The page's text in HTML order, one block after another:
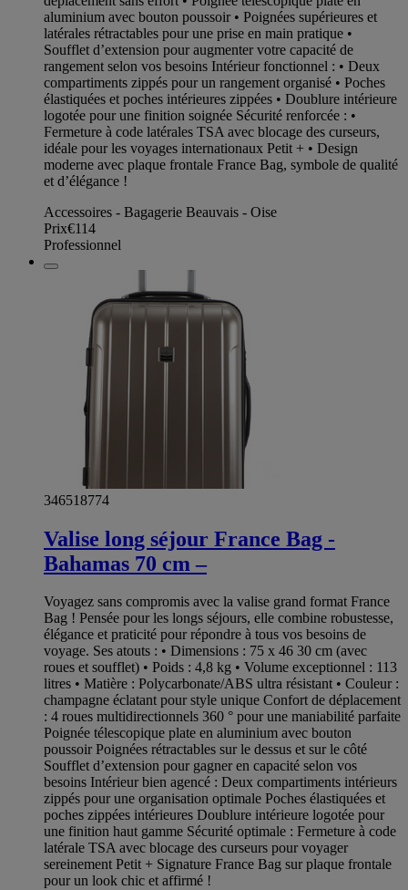
aluminium avec bouton poussoir • Poignées supérieures et
latérales rétractables pour une prise en main pratique •
Soufflet d’extension pour augmenter votre capacité de
rangement selon vos besoins Intérieur fonctionnel : • Deux
compartiments zippés pour un rangement organisé • Poches
élastiquées et poches intérieures zippées • Doublure intérieure
logotée pour une finition soignée Sécurité renforcée : •
Fermeture à code latérales TSA avec blocage des curseurs,
idéale pour les voyages internationaux Petit + • Design
moderne avec plaque frontale France Bag, symbole de qualité
et d’élégance !
Accessoires - Bagagerie Beauvais - Oise
Prix€114
Professionnel
346518774
Valise long séjour France Bag -
Bahamas 70 cm –
Voyagez sans compromis avec la valise grand format France
Bag ! Pensée pour les longs séjours, elle combine robustesse,
élégance et praticité pour répondre à tous vos besoins de
voyage. Ses atouts : • Dimensions : 75 x 46 30 cm (avec
roues et soufflet) • Poids : 4,8 kg • Volume exceptionnel : 113
litres • Matière : Polycarbonate/ABS ultra résistant • Couleur :
champagne éclatant pour style unique Confort de déplacement
: 4 roues multidirectionnels 360 ° pour une maniabilité parfaite
Poignée télescopique plate en aluminium avec bouton
poussoir Poignées rétractables sur le dessus et sur le côté
Soufflet d’extension pour gagner en capacité selon vos
besoins Intérieur bien agencé : Deux compartiments intérieurs
zippés pour une organisation optimale Poches élastiquées et
poches zippées intérieures Doublure intérieure logotée pour
une finition haut gamme Sécurité optimale : Fermeture à code
latérale TSA avec blocage des curseurs pour voyager
sereinement Petit + Signature France Bag sur plaque frontale
pour un look chic et affirmé !